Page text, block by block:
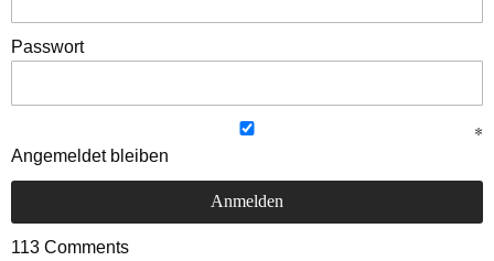
Passwort
Angemeldet bleiben
113 Comments